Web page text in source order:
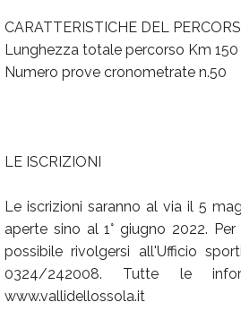
CARATTERISTICHE DEL
Lunghezza totale percorso Km 150
Numero prove cronometrate n.50
LE ISCRIZIONI
Le iscrizioni saranno al via il 5
aperte sino al 1° giugno 2022.
possibile rivolgersi all'Ufficio
0324/242008. Tutte le
www.vallidellossola.it